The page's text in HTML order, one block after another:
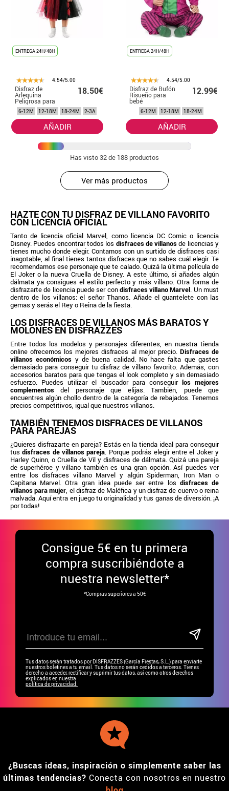
ENTREGA 24H/48H
4.54/5.00
Disfraz de
Arlequina
Peligrosa para
bebé
18.50€
6-12M 12-18M 18-24M 2-3A
AÑADIR
ENTREGA 24H/48H
4.54/5.00
Disfraz de Bufón
Risueño para
bebé
12.99€
6-12M 12-18M 18-24M
AÑADIR
Has visto32de 188 productos
Ver más productos
HAZTE CON TU DISFRAZ DE VILLANO FAVORITO
CON LICENCIA OFICIAL
Tanto de licencia oficial Marvel, como licencia DC Comic o licencia
Disney. Puedes encontrar todos los disfraces de villanosde licencias y
tienes mucho donde elegir. Contamos con un surtido de disfraces casi
inagotable, al final tienes tantos disfraces que no sabes cuál elegir. Te
recomendamos ese personaje que te calado. Quizá la última película de
El Joker o la nueva Cruella de Disney. A este último, si añades algún
dálmata ya consigues el estilo perfecto y más villano. Otra forma de
disfrazarte de licencia puede ser condisfraces villano Marvel. Un must
dentro de los villanos: el señor Thanos. Añade el guantelete con las
gemas y serás el Rey o Reina de la fiesta.
LOS DISFRACES DE VILLANOS MÁS BARATOS Y
MOLONES EN DISFRAZZES
Entre todos los modelos y personajes diferentes, en nuestra tienda
online ofrecemos los mejores disfraces al mejor precio. Disfraces de
villanos económicos y de buena calidad. No hace falta que gastes
demasiado para conseguir tu disfraz de villano favorito. Además, con
accesorios baratos para que tengas el look completo y sin demasiado
esfuerzo. Puedes utilizar el buscador para conseguir los mejores
complementos del personaje que elijas. También, puede que
encuentres algún chollo dentro de la categoría de rebajados. Tenemos
precios competitivos, igual que nuestros villanos.
TAMBIÉN TENEMOS DISFRACES DE VILLANOS
PARA PAREJAS
¿Quieres disfrazarte en pareja? Estás en la tienda ideal para conseguir
tusdisfraces de villanos pareja. Porque podrás elegir entre el Joker y
Harley Quinn, o Cruella de Vil y disfraces de dálmata. Quizá una pareja
de superhéroe y villano también es una gran opción. Así puedes ver
entre los disfraces villano Marvel y algún Spiderman, Iron Man o
Capitana Marvel. Otra gran idea puede ser entre los disfraces de
villanos para mujer, el disfraz de Maléfica y un disfraz de cuervo o reina
malvada. Aquí entra en juego tu originalidad y tus ganas de diversión. ¡A
por todas!
Consigue 5€ en tu primera
compra suscribiéndote a
nuestra newsletter*
*Compras superiores a 50€
Tus datos serán tratados por DISFRAZZES (García Fiestas, S.L.) para enviarte
nuestros boletines a tu email. Tus datos no serán cedidos a terceros. Tienes
derecho a acceder, rectificar y suprimir tus datos, así como otros derechos
explicados en nuestra
política de privacidad.
¿Buscas ideas, inspiración o simplemente saber las
últimas tendencias? Conecta con nosotros en nuestro